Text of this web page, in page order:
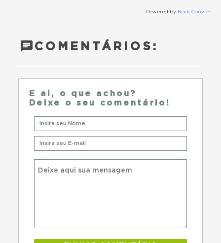
Powered by Rock Convert
COMENTÁRIOS:
E ai, o que achou?
Deixe o seu comentário!